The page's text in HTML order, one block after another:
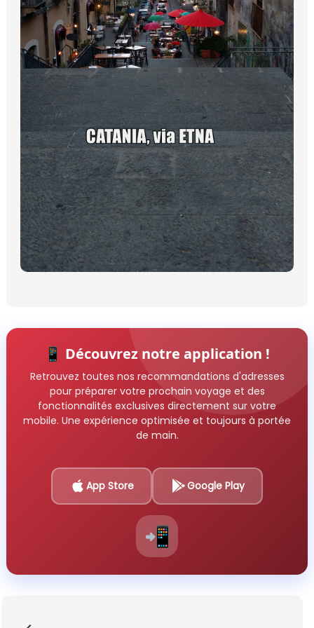
📱 Découvrez notre application !
Retrouvez toutes nos recommandations d'adresses
pour préparer votre prochain voyage et des
fonctionnalités exclusives directement sur votre
mobile. Une expérience optimisée et toujours à portée
de main.
App Store Google Play
📲